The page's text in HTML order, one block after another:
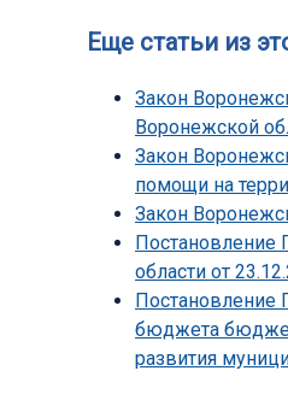
Еще статьи из
Закон
Воронежской
Закон
помощи на
Закон
Постановление
области от
Постановление
бюджета
развития